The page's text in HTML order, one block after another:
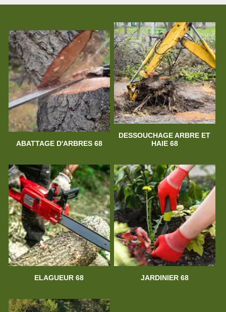
ABATTAGE D'ARBRES 68
DESSOUCHAGE ARBRE ET
HAIE 68
ELAGUEUR 68 JARDINIER 68